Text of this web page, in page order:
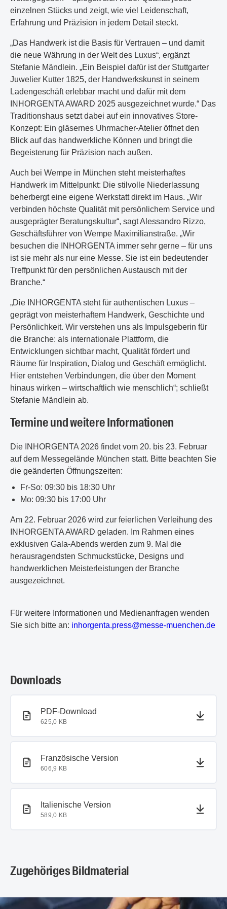
einzelnen Stücks und zeigt, wie viel Leidenschaft,
Erfahrung und Präzision in jedem Detail steckt.
„Das Handwerk ist die Basis für Vertrauen – und damit
die neue Währung in der Welt des Luxus“, ergänzt
Stefanie Mändlein. „Ein Beispiel dafür ist der Stuttgarter
Juwelier Kutter 1825, der Handwerkskunst in seinem
Ladengeschäft erlebbar macht und dafür mit dem
INHORGENTA AWARD 2025 ausgezeichnet wurde.“ Das
Traditionshaus setzt dabei auf ein innovatives Store-
Konzept: Ein gläsernes Uhrmacher-Atelier öffnet den
Blick auf das handwerkliche Können und bringt die
Begeisterung für Präzision nach außen.
Auch bei Wempe in München steht meisterhaftes
Handwerk im Mittelpunkt: Die stilvolle Niederlassung
beherbergt eine eigene Werkstatt direkt im Haus. „Wir
verbinden höchste Qualität mit persönlichem Service und
ausgeprägter Beratungskultur“, sagt Alessandro Rizzo,
Geschäftsführer von Wempe Maximilianstraße. „Wir
besuchen die INHORGENTA immer sehr gerne – für uns
ist sie mehr als nur eine Messe. Sie ist ein bedeutender
Treffpunkt für den persönlichen Austausch mit der
Branche.“
„Die INHORGENTA steht für authentischen Luxus –
geprägt von meisterhaftem Handwerk, Geschichte und
Persönlichkeit. Wir verstehen uns als Impulsgeberin für
die Branche: als internationale Plattform, die
Entwicklungen sichtbar macht, Qualität fördert und
Räume für Inspiration, Dialog und Geschäft ermöglicht.
Hier entstehen Verbindungen, die über den Moment
hinaus wirken – wirtschaftlich wie menschlich“; schließt
Stefanie Mändlein ab.
Termine und weitere Informationen
Die INHORGENTA 2026 findet vom 20. bis 23. Februar
auf dem Messegelände München statt. Bitte beachten Sie
die geänderten Öffnungszeiten:
Fr-So: 09:30 bis 18:30 Uhr
Mo: 09:30 bis 17:00 Uhr
Am 22. Februar 2026 wird zur feierlichen Verleihung des
INHORGENTA AWARD geladen. Im Rahmen eines
exklusiven Gala-Abends werden zum 9. Mal die
herausragendsten Schmuckstücke, Designs und
handwerklichen Meisterleistungen der Branche
ausgezeichnet.
Für weitere Informationen und Medienanfragen wenden
Sie sich bitte an: inhorgenta.press@messe-muenchen.de
Downloads
PDF-Dokument
PDF-Download
625,0 KB
PDF-Dokument
Französische Version
606,9 KB
PDF-Dokument
Italienische Version
589,0 KB
Zugehöriges Bildmaterial